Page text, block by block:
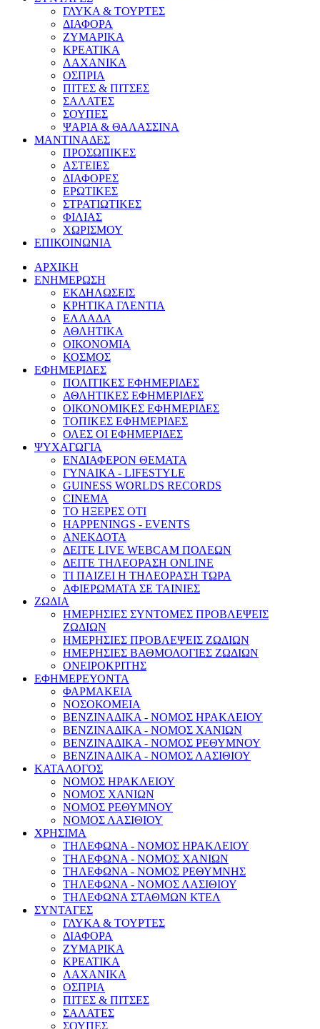
ΓΛΥΚΑ & ΤΟΥΡΤΕΣ
ΔΙΑΦΟΡΑ
ΖΥΜΑΡΙΚΑ
ΚΡΕΑΤΙΚΑ
ΛΑΧΑΝΙΚΑ
ΟΣΠΡΙΑ
ΠΙΤΕΣ & ΠΙΤΣΕΣ
ΣΑΛΑΤΕΣ
ΣΟΥΠΕΣ
ΨΑΡΙΑ & ΘΑΛΑΣΣΙΝΑ
ΜΑΝΤΙΝΑΔΕΣ
ΠΡΟΣΩΠΙΚΕΣ
ΑΣΤΕΙΕΣ
ΔΙΑΦΟΡΕΣ
ΕΡΩΤΙΚΕΣ
ΣΤΡΑΤΙΩΤΙΚΕΣ
ΦΙΛΙΑΣ
ΧΩΡΙΣΜΟΥ
ΕΠΙΚΟΙΝΩΝΙΑ
ΑΡΧΙΚΗ
ΕΝΗΜΕΡΩΣΗ
ΕΚΔΗΛΩΣΕΙΣ
ΚΡΗΤΙΚΑ ΓΛΕΝΤΙΑ
ΕΛΛΑΔΑ
ΑΘΛΗΤΙΚΑ
ΟΙΚΟΝΟΜΙΑ
ΚΟΣΜΟΣ
ΕΦΗΜΕΡΙΔΕΣ
ΠΟΛΙΤΙΚΕΣ ΕΦΗΜΕΡΙΔΕΣ
ΑΘΛΗΤΙΚΕΣ ΕΦΗΜΕΡΙΔΕΣ
ΟΙΚΟΝΟΜΙΚΕΣ ΕΦΗΜΕΡΙΔΕΣ
ΤΟΠΙΚΕΣ ΕΦΗΜΕΡΙΔΕΣ
ΟΛΕΣ ΟΙ ΕΦΗΜΕΡΙΔΕΣ
ΨΥΧΑΓΩΓΙΑ
ΕΝΔΙΑΦΕΡΟΝ ΘΕΜΑΤΑ
ΓΥΝΑΙΚΑ - LIFESTYLE
GUINESS WORLDS RECORDS
CINEMA
ΤΟ ΗΞΕΡΕΣ ΟΤΙ
HAPPENINGS - EVENTS
ΑΝΕΚΔΟΤΑ
ΔΕΙΤΕ LIVE WEBCAM ΠΟΛΕΩΝ
ΔΕΙΤΕ ΤΗΛΕΟΡΑΣΗ ONLINE
ΤΙ ΠΑΙΖΕΙ Η ΤΗΛΕΟΡΑΣΗ ΤΩΡΑ
ΑΦΙΕΡΩΜΑΤΑ ΣΕ ΤΑΙΝΙΕΣ
ΖΩΔΙΑ
ΗΜΕΡΗΣΙΕΣ ΣΥΝΤΟΜΕΣ ΠΡΟΒΛΕΨΕΙΣ
ΖΩΔΙΩΝ
ΗΜΕΡΗΣΙΕΣ ΠΡΟΒΛΕΨΕΙΣ ΖΩΔΙΩΝ
ΗΜΕΡΗΣΙΕΣ ΒΑΘΜΟΛΟΓΙΕΣ ΖΩΔΙΩΝ
ΟΝΕΙΡΟΚΡΙΤΗΣ
ΕΦΗΜΕΡΕΥΟΝΤΑ
ΦΑΡΜΑΚΕΙΑ
ΝΟΣΟΚΟΜΕΙΑ
ΒΕΝΖΙΝΑΔΙΚΑ - ΝΟΜΟΣ ΗΡΑΚΛΕΙΟΥ
ΒΕΝΖΙΝΑΔΙΚΑ - ΝΟΜΟΣ ΧΑΝΙΩΝ
ΒΕΝΖΙΝΑΔΙΚΑ - ΝΟΜΟΣ ΡΕΘΥΜΝΟΥ
ΒΕΝΖΙΝΑΔΙΚΑ - ΝΟΜΟΣ ΛΑΣΙΘΙΟΥ
ΚΑΤΑΛΟΓΟΣ
ΝΟΜΟΣ ΗΡΑΚΛΕΙΟΥ
ΝΟΜΟΣ ΧΑΝΙΩΝ
ΝΟΜΟΣ ΡΕΘΥΜΝΟΥ
ΝΟΜΟΣ ΛΑΣΙΘΙΟΥ
ΧΡΗΣΙΜΑ
ΤΗΛΕΦΩΝΑ - ΝΟΜΟΣ ΗΡΑΚΛΕΙΟΥ
ΤΗΛΕΦΩΝΑ - ΝΟΜΟΣ ΧΑΝΙΩΝ
ΤΗΛΕΦΩΝΑ - ΝΟΜΟΣ ΡΕΘΥΜΝΗΣ
ΤΗΛΕΦΩΝΑ - ΝΟΜΟΣ ΛΑΣΙΘΙΟΥ
ΤΗΛΕΦΩΝΑ ΣΤΑΘΜΩΝ ΚΤΕΛ
ΣΥΝΤΑΓΕΣ
ΓΛΥΚΑ & ΤΟΥΡΤΕΣ
ΔΙΑΦΟΡΑ
ΖΥΜΑΡΙΚΑ
ΚΡΕΑΤΙΚΑ
ΛΑΧΑΝΙΚΑ
ΟΣΠΡΙΑ
ΠΙΤΕΣ & ΠΙΤΣΕΣ
ΣΑΛΑΤΕΣ
ΣΟΥΠΕΣ